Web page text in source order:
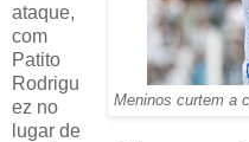
Meninos curtem a
ataque,
com
Patito
Rodrigu
ez no
lugar de